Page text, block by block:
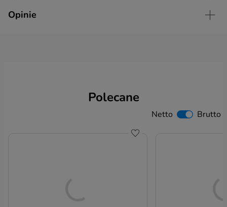
Imię
Opinie
Polecane
Netto
Brutto
Do schowka